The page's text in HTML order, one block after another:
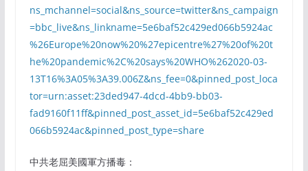
ns_mchannel=social&ns_source=twitter&ns_campaign
=bbc_live&ns_linkname=5e6baf52c429ed066b5924ac
%26Europe%20now%20%27epicentre%27%20of%20t
he%20pandemic%2C%20says%20WHO%262020-03-
13T16%3A05%3A39.006Z&ns_fee=0&pinned_post_loca
tor=urn:asset:23ded947-4dcd-4bb9-bb03-
fad9160f11ff&pinned_post_asset_id=5e6baf52c429ed
066b5924ac&pinned_post_type=share
中共老屈美國軍方播毒：